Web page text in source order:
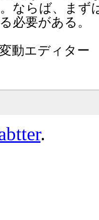
ならば、まず
必要がある。
変動エディタ
.